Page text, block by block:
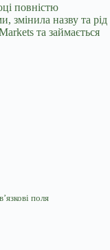
повністю
змінила назву та рід
та займається
поля